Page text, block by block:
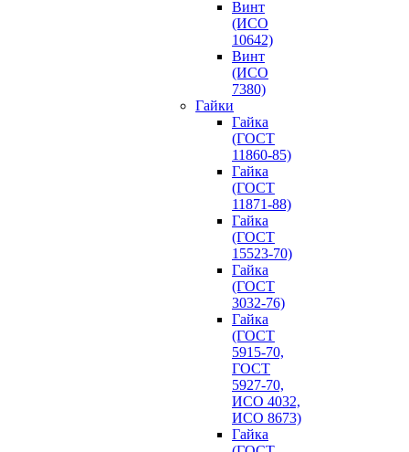
Винт
(ИСО
10642)
Винт
(ИСО
7380)
Гайки
Гайка
(ГОСТ
11860-85)
Гайка
(ГОСТ
11871-88)
Гайка
(ГОСТ
15523-70)
Гайка
(ГОСТ
3032-76)
Гайка
(ГОСТ
5915-70,
ГОСТ
5927-70,
ИСО 4032,
ИСО 8673)
Гайка